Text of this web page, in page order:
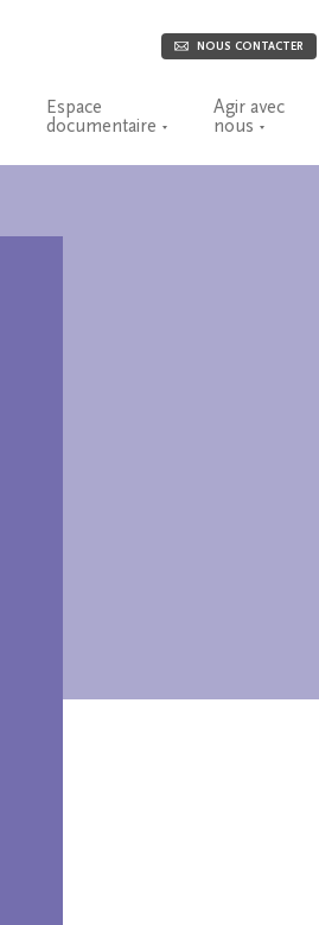
NOUS CONTACTER
Espace
documentaire
Agir avec
nous